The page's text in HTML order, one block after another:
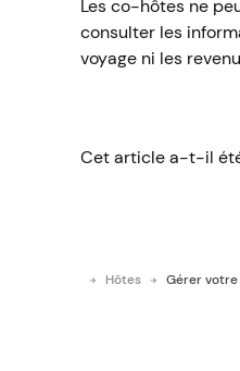
Les co-hôtes ne
consulter les
voyage ni les
Cet article a-t-il
Hôtes Gérer